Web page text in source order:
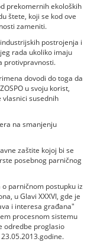
prekomernih ekoloških
štete, koji se kod ove
zameniti.
postrojenja i
rada ukoliko imaju
protivpravnosti.
dovodi do toga da
u svoju korist,
vlasnici susednih
na smanjenju
zaštite kojoj bi se
posebnog parničnog
parničnom postupku iz
u Glavi XXXVI, gde je
i interesa građana"
procesnom sistemu
odredbe proglasio